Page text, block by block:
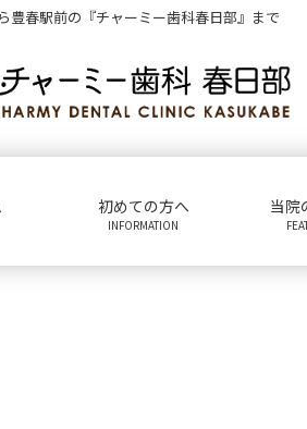
豊春駅前の『チャーミー歯科春日部』まで
初めての方へ
INFORMATION
当院